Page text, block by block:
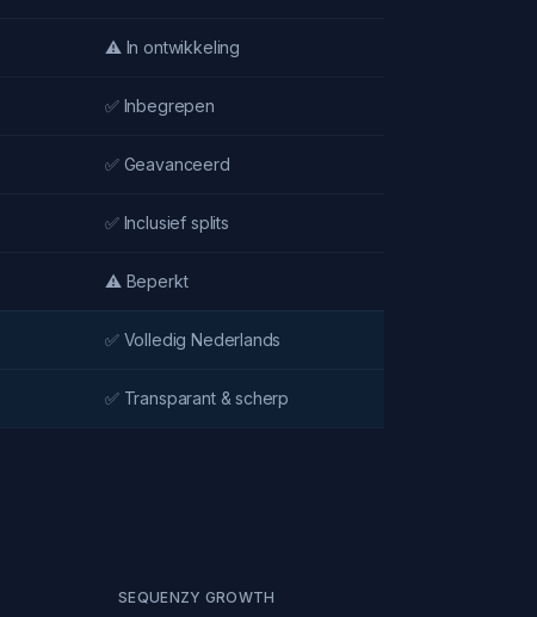
⚠️ In ontwikkeling
✅ Inbegrepen
✅ Geavanceerd
✅ Inclusief splits
⚠️ Beperkt
✅ Volledig Nederlands
✅ Transparant & scherp
SEQUENZY GROWTH